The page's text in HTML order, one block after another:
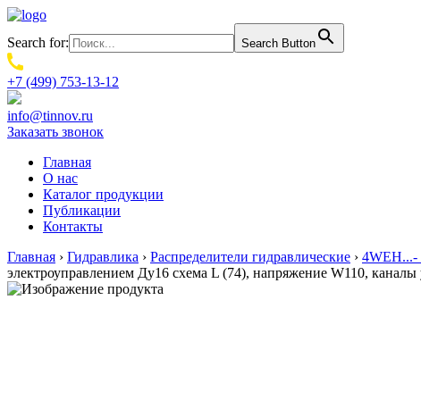
Search for: Search Button
+7 (499) 753-13-12
info@tinnov.ru
Заказать звонок
Главная
О нас
Каталог продукции
Публикации
Контакты
Главная › Гидравлика › Распределители гидравлические › 4WEH...-
электроуправлением Ду16 схема L (74), напряжение W110,